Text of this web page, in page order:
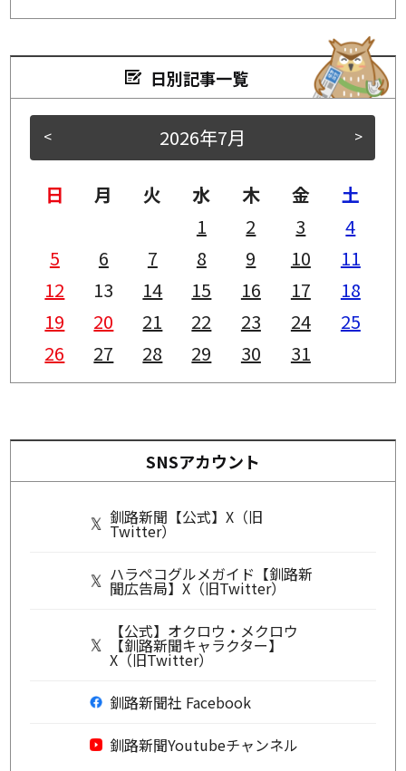
日別記事一覧
< >
2026年7月
日 月 火 水 木 金
土
1
2 3
4
5
6 7 8 9 10
11
12
13 14 15 16 17
18
19
20 21 22 23 24
25
26
27 28 29 30 31
SNSアカウント
釧路新聞【公式】X（旧
Twitter）
ハラペコグルメガイド【釧路新
聞広告局】X（旧Twitter）
【公式】オクロウ・メクロウ
【釧路新聞キャラクター】
X（旧Twitter）
釧路新聞社 Facebook
釧路新聞Youtubeチャンネル